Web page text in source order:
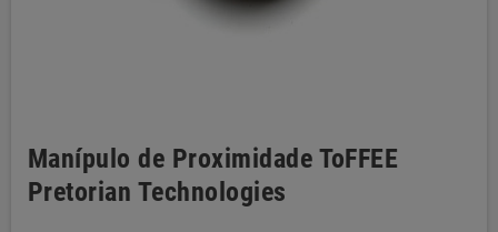
Manípulo de Proximidade ToFFEE
Pretorian Technologies